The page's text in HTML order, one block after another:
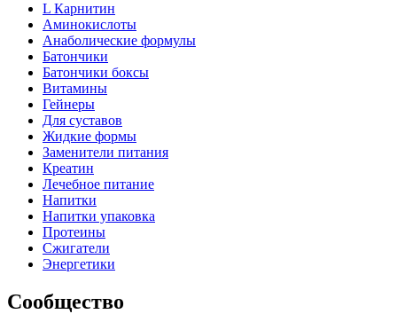
L Карнитин
Аминокислоты
Анаболические формулы
Батончики
Батончики боксы
Витамины
Гейнеры
Для суставов
Жидкие формы
Заменители питания
Креатин
Лечебное питание
Напитки
Напитки упаковка
Протеины
Сжигатели
Энергетики
Сообщество